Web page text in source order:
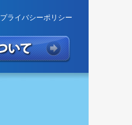
プライバシーポリシー